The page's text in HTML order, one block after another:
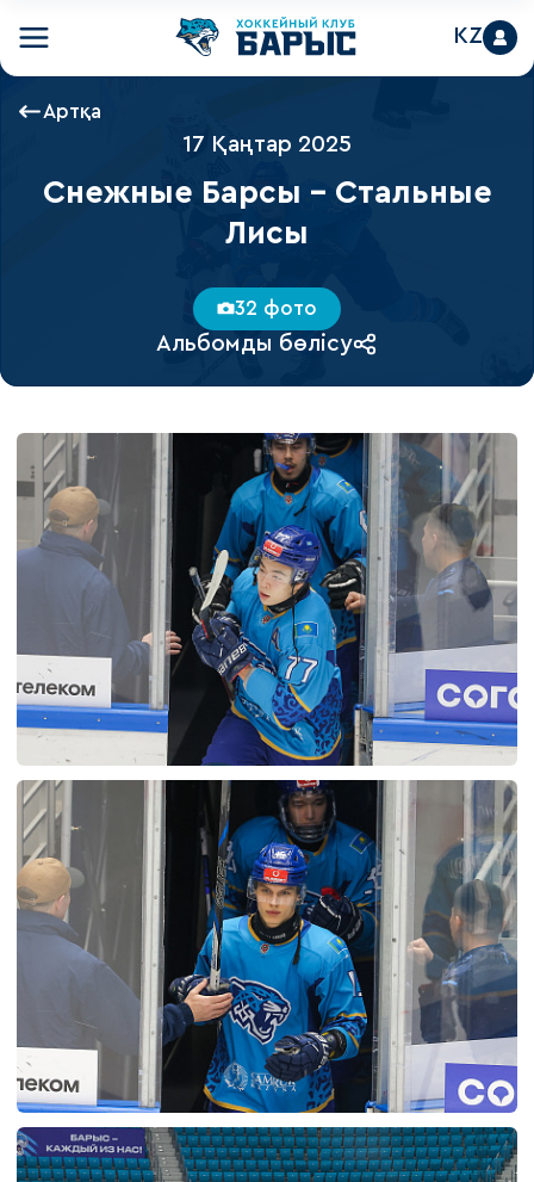
KZ
Артқа
17 Қаңтар 2025
Снежные Барсы - Стальные
Лисы
32 фото
Альбомды бөлісу